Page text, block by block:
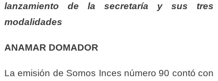
lanzamiento de la secretaría y sus tres
modalidades
ANAMAR DOMADOR
La emisión de Somos Inces número 90 contó con